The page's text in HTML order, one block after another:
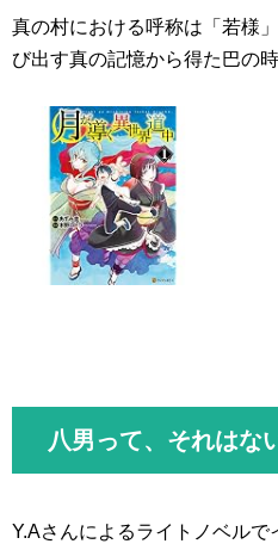
真の村における呼称は「若様
び出す真の記憶から得た巴の
八男って、それはな
Y.Aさんによるライトノベル